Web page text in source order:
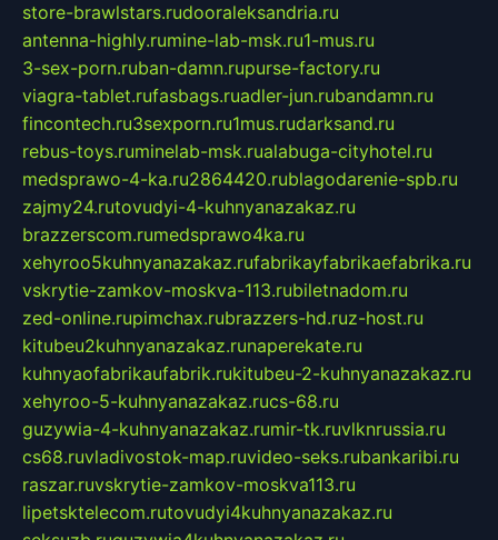
store-brawlstars.rudooraleksandria.ru
antenna-highly.rumine-lab-msk.ru1-mus.ru
3-sex-porn.ruban-damn.rupurse-factory.ru
viagra-tablet.rufasbags.ruadler-jun.rubandamn.ru
fincontech.ru3sexporn.ru1mus.rudarksand.ru
rebus-toys.ruminelab-msk.rualabuga-cityhotel.ru
medsprawo-4-ka.ru2864420.rublagodarenie-spb.ru
zajmy24.rutovudyi-4-kuhnyanazakaz.ru
brazzerscom.rumedsprawo4ka.ru
xehyroo5kuhnyanazakaz.rufabrikayfabrikaefabrika.ru
vskrytie-zamkov-moskva-113.rubiletnadom.ru
zed-online.rupimchax.rubrazzers-hd.ruz-host.ru
kitubeu2kuhnyanazakaz.runaperekate.ru
kuhnyaofabrikaufabrik.rukitubeu-2-kuhnyanazakaz.ru
xehyroo-5-kuhnyanazakaz.rucs-68.ru
guzywia-4-kuhnyanazakaz.rumir-tk.ruvlknrussia.ru
cs68.ruvladivostok-map.ruvideo-seks.rubankaribi.ru
raszar.ruvskrytie-zamkov-moskva113.ru
lipetsktelecom.rutovudyi4kuhnyanazakaz.ru